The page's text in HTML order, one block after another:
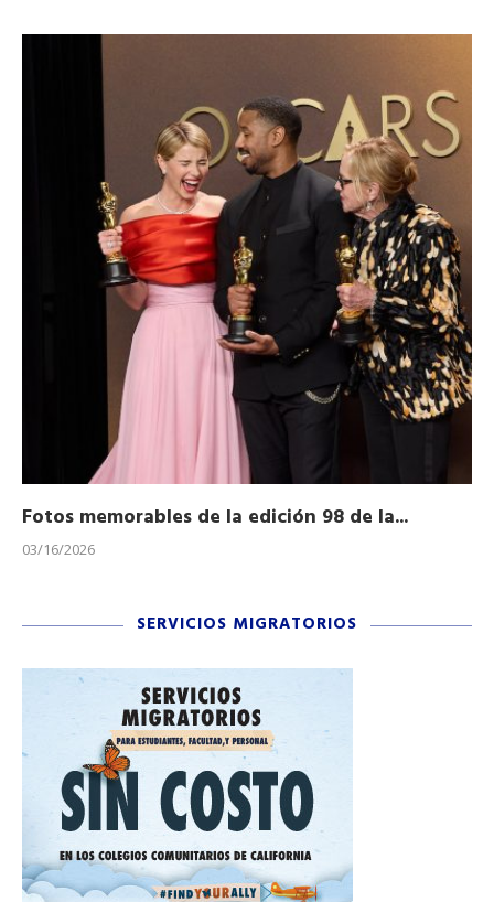
Fotos memorables de la edición 98 de la...
03/16/2026
SERVICIOS MIGRATORIOS